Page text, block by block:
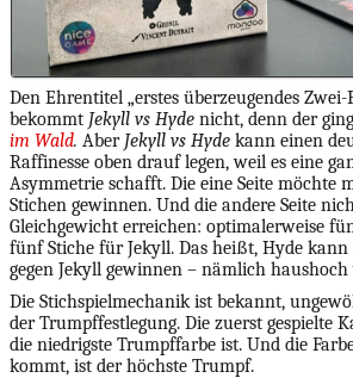
Den Ehrentitel „erstes überzeugendes Zwei-
bekommt Jekyll vs Hyde nicht, denn der
im Wald. Aber Jekyll vs Hyde kann einen
Raffinesse oben drauf legen, weil es eine
Asymmetrie schafft. Die eine Seite möchte
Stichen gewinnen. Und die andere Seite
Gleichgewicht erreichen: optimalerweise
fünf Stiche für Jekyll. Das heißt, Hyde kann
gegen Jekyll gewinnen – nämlich
Die Stichspielmechanik ist bekannt,
der Trumpffestlegung. Die zuerst gespielte
die niedrigste Trumpffarbe ist. Und die
kommt, ist der höchste Trumpf.